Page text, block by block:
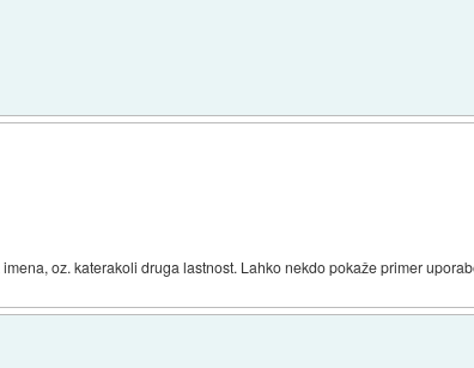
oz. katerakoli druga lastnost. Lahko nekdo pokaže primer